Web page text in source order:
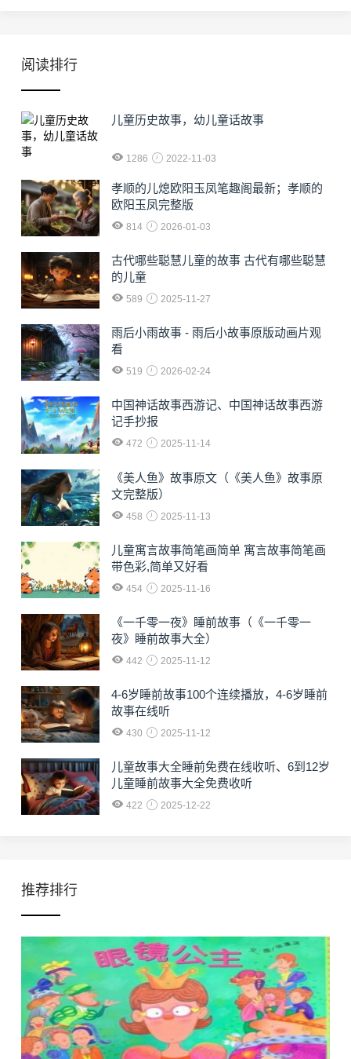
阅读排行
儿童历史故事，幼儿童话故事
1286 2022-11-03
孝顺的儿熄欧阳玉凤笔趣阁最新；孝顺的
欧阳玉凤完整版
814 2026-01-03
古代哪些聪慧儿童的故事 古代有哪些聪慧
的儿童
589 2025-11-27
雨后小雨故事 - 雨后小故事原版动画片观
看
519 2026-02-24
中国神话故事西游记、中国神话故事西游
记手抄报
472 2025-11-14
《美人鱼》故事原文（《美人鱼》故事原
文完整版）
458 2025-11-13
儿童寓言故事简笔画简单 寓言故事简笔画
带色彩,简单又好看
454 2025-11-16
《一千零一夜》睡前故事（《一千零一
夜》睡前故事大全）
442 2025-11-12
4-6岁睡前故事100个连续播放，4-6岁睡前
故事在线听
430 2025-11-12
儿童故事大全睡前免费在线收听、6到12岁
儿童睡前故事大全免费收听
422 2025-12-22
推荐排行